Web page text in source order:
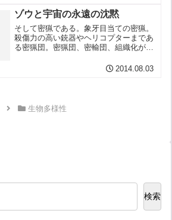
ゾウと宇宙の永遠の沈黙
そして密猟である。象牙目当ての密猟。
殺傷力の高い銃器やヘリコプターまであ
る密猟団。密猟団、密輸団、組織化が進
密猟に血道を上げる。密猟は、象が激減
2014.08.03
生物多様性
検索